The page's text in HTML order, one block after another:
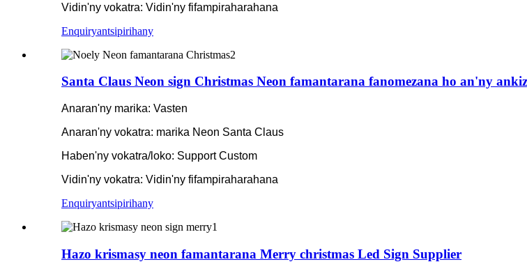
Vidin'ny vokatra: Vidin'ny fifampiraharahana
Enquiryantsipirihany
Santa Claus Neon sign Christmas Neon famantarana fanomezana ho an'ny
Anaran'ny marika: Vasten
Anaran'ny vokatra: marika Neon Santa Claus
Haben'ny vokatra/loko: Support Custom
Vidin'ny vokatra: Vidin'ny fifampiraharahana
Enquiryantsipirihany
Hazo krismasy neon famantarana Merry christmas Led Sign Supplier